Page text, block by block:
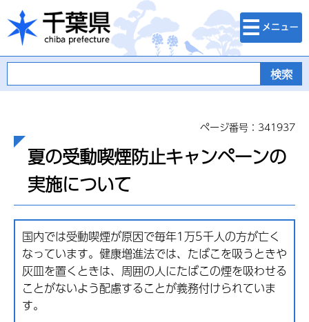
千葉県
検索・メニュ
ー
ページ番号：341937
夏の受動喫煙防止キャンペーンの
実施について
国内では受動喫煙が原因で毎年1万5千人の方が亡く
なっています。健康増進法では、たばこを吸うときや
灰皿を置くときは、周囲の人にたばこの煙を吸わせる
ことがないよう配慮することが義務付けられていま
す。